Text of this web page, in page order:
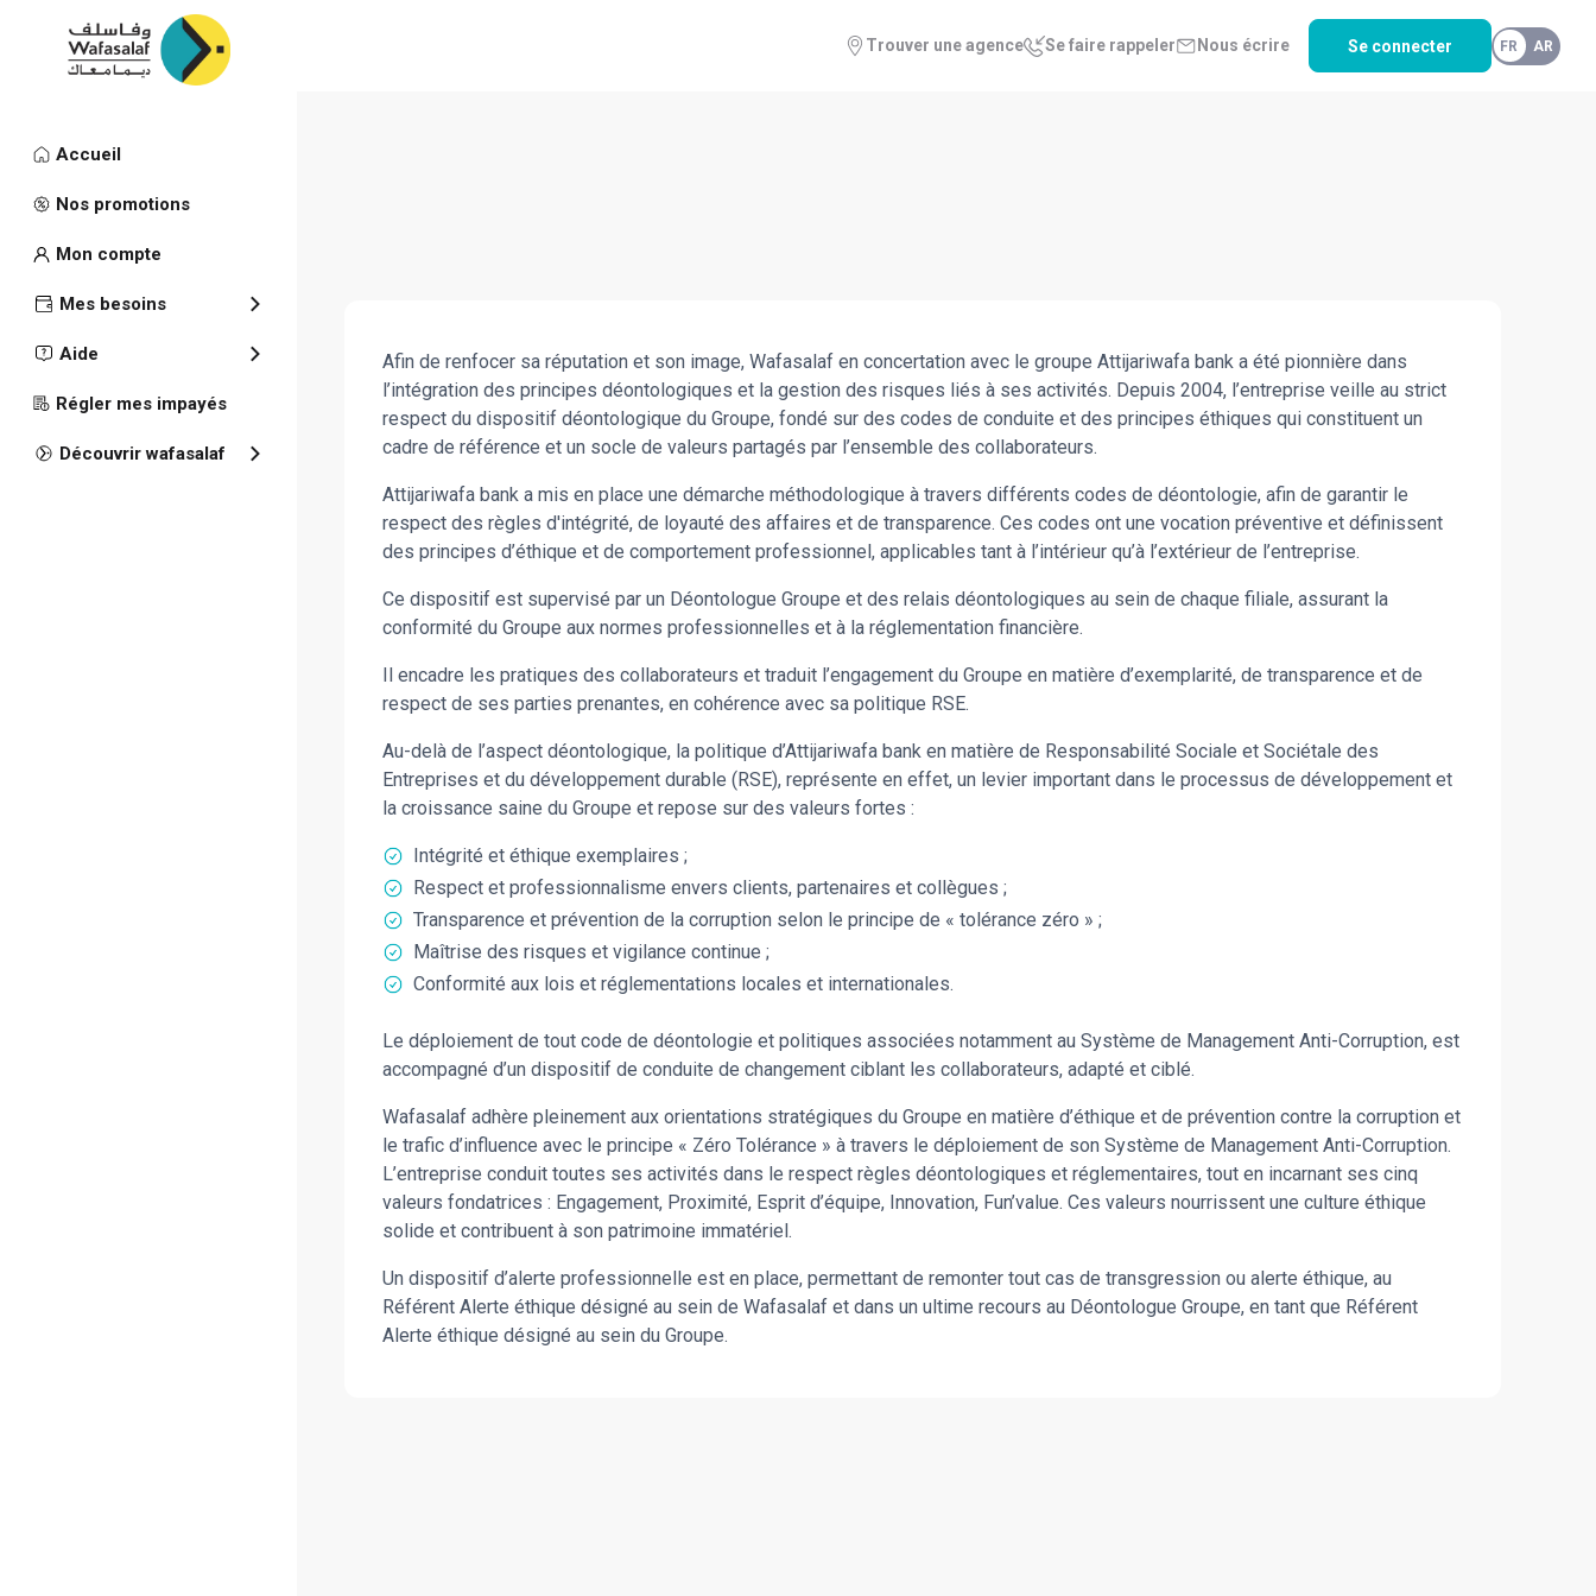
Accueil
Nos promotions
Mon compte
Mes besoins
Aide
Régler mes impayés
Découvrir wafasalaf
Trouver une agence Se faire rappeler Nous écrire Se connecter FR AR
Afin de renfocer sa réputation et son image, Wafasalaf en concertation avec le groupe Attijariwafa bank a été pionnière dans
l’intégration des principes déontologiques et la gestion des risques liés à ses activités. Depuis 2004, l’entreprise veille au strict
respect du dispositif déontologique du Groupe, fondé sur des codes de conduite et des principes éthiques qui constituent un
cadre de référence et un socle de valeurs partagés par l’ensemble des collaborateurs.
Attijariwafa bank a mis en place une démarche méthodologique à travers différents codes de déontologie, afin de garantir le
respect des règles d'intégrité, de loyauté des affaires et de transparence. Ces codes ont une vocation préventive et définissent
des principes d’éthique et de comportement professionnel, applicables tant à l’intérieur qu’à l’extérieur de l’entreprise.
Ce dispositif est supervisé par un Déontologue Groupe et des relais déontologiques au sein de chaque filiale, assurant la
conformité du Groupe aux normes professionnelles et à la réglementation financière.
Il encadre les pratiques des collaborateurs et traduit l’engagement du Groupe en matière d’exemplarité, de transparence et de
respect de ses parties prenantes, en cohérence avec sa politique RSE.
Au-delà de l’aspect déontologique, la politique d’Attijariwafa bank en matière de Responsabilité Sociale et Sociétale des
Entreprises et du développement durable (RSE), représente en effet, un levier important dans le processus de développement et
la croissance saine du Groupe et repose sur des valeurs fortes :
Intégrité et éthique exemplaires ;
Respect et professionnalisme envers clients, partenaires et collègues ;
Transparence et prévention de la corruption selon le principe de « tolérance zéro » ;
Maîtrise des risques et vigilance continue ;
Conformité aux lois et réglementations locales et internationales.
Le déploiement de tout code de déontologie et politiques associées notamment au Système de Management Anti-Corruption, est
accompagné d’un dispositif de conduite de changement ciblant les collaborateurs, adapté et ciblé.
Wafasalaf adhère pleinement aux orientations stratégiques du Groupe en matière d’éthique et de prévention contre la corruption et
le trafic d’influence avec le principe « Zéro Tolérance » à travers le déploiement de son Système de Management Anti-Corruption.
L’entreprise conduit toutes ses activités dans le respect règles déontologiques et réglementaires, tout en incarnant ses cinq
valeurs fondatrices : Engagement, Proximité, Esprit d’équipe, Innovation, Fun’value. Ces valeurs nourrissent une culture éthique
solide et contribuent à son patrimoine immatériel.
Un dispositif d’alerte professionnelle est en place, permettant de remonter tout cas de transgression ou alerte éthique, au
Référent Alerte éthique désigné au sein de Wafasalaf et dans un ultime recours au Déontologue Groupe, en tant que Référent
Alerte éthique désigné au sein du Groupe.